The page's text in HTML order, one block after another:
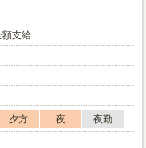
支給
夕方 夜
夜勤